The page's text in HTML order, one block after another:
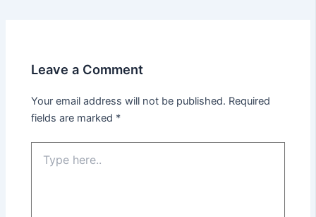
Leave a Comment
Your email address will not be published. Required
fields are marked *
here..